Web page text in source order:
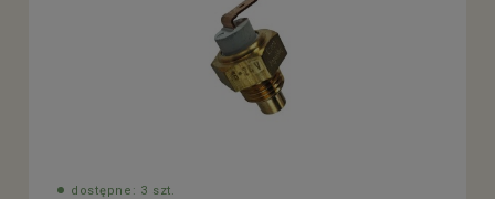
dostępne: 3 szt.